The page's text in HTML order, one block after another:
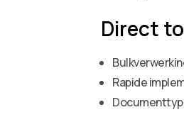
Direct
Rapide